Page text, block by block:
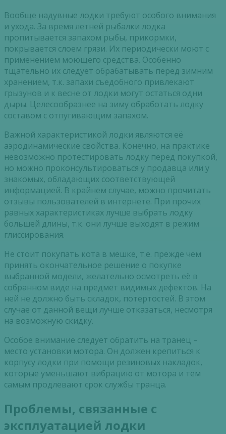
Вообще надувные лодки требуют особого внимания
и ухода. За время летней рыбалки лодка
пропитывается запахом рыбы, прикормки,
покрывается слоем грязи. Их периодически моют с
применением моющего средства. Особенно
тщательно их следует обрабатывать перед зимним
хранением, т.к. запахи съедобного привлекают
грызунов и к весне от лодки могут остаться одни
дыры. Целесообразнее на зиму обработать лодку
составом с отпугивающим запахом.
Важной характеристикой лодки являются её
аэродинамические свойства. Конечно, на практике
невозможно протестировать лодку перед покупкой,
но можно проконсультироваться у продавца или у
знакомых, обладающих соответствующей
информацией. В крайнем случае, можно прочитать
отзывы пользователей в интернете. При прочих
равных характеристиках лучше выбрать лодку
большей длины, т.к. они лучше выходят в режим
глиссирования.
Не стоит покупать кота в мешке, т.е. прежде чем
принять окончательное решение о покупке
выбранной модели, желательно осмотреть её в
собранном виде на предмет видимых дефектов. На
ней не должно быть складок, потертостей. В этом
случае от данной вещи лучше отказаться, несмотря
на возможную скидку.
Особое внимание следует обратить на транец –
место установки мотора. Он должен крепиться к
корпусу лодки при помощи резиновых накладок,
которые уменьшают вибрацию от мотора и тем
самым продлевают срок службы транца.
Проблемы, связанные с
эксплуатацией лодки